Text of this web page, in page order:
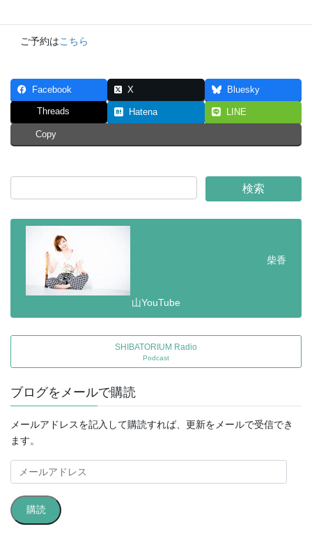
​ご予約はこちら
Facebook X Bluesky
Threads Hatena LINE
Copy
柴香
山YouTube
SHIBATORIUM Radio
Podcast
ブログをメールで購読
メールアドレスを記入して購読すれば、更新をメールで受信でき
ます。
ー
ル
ア
購読